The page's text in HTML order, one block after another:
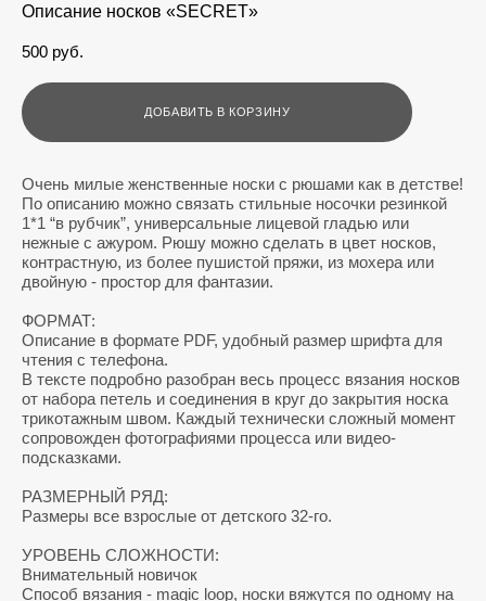
Описание носков «SECRET»
500 pуб.
ДОБАВИТЬ В КОРЗИНУ
Очень милые женственные носки с рюшами как в детстве!
По описанию можно связать стильные носочки резинкой
1*1 “в рубчик”, универсальные лицевой гладью или
нежные с ажуром. ️Рюшу можно сделать в цвет носков,
контрастную, из более пушистой пряжи, из мохера или
двойную - простор для фантазии.
ФОРМАТ:
Описание в формате PDF, удобный размер шрифта для
чтения с телефона.
В тексте подробно разобран весь процесс вязания носков
от набора петель и соединения в круг до закрытия носка
трикотажным швом. Каждый технически сложный момент
сопровожден фотографиями процесса или видео-
подсказками.
РАЗМЕРНЫЙ РЯД:
Размеры все взрослые от детского 32-го.
УРОВЕНЬ СЛОЖНОСТИ:
Внимательный новичок
Способ вязания - magic loop, носки вяжутся по одному на